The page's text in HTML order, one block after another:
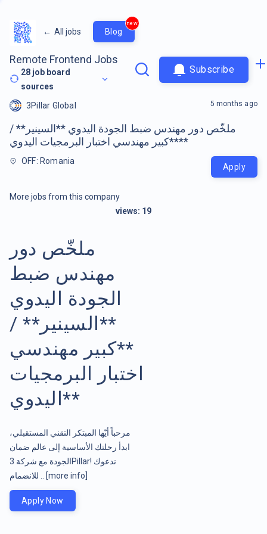
← All jobs Blog
new
Remote Frontend Jobs
28 job board
sources
Subscribe
3Pillar Global
ملخّص دور مهندس ضبط الجودة اليدوي **السينير** /
**كبير مهندسي اختبار البرمجيات اليدوي**
OFF: Romania
5 months ago
Apply
More jobs from this company
views: 19
ملخّص دور
مهندس ضبط
الجودة اليدوي
**السينير** /
**كبير مهندسي
اختبار البرمجيات
اليدوي**
مرحباً أيّها المبتكر التقني المستقبلي،
ابدأ رحلتك الأساسية إلى عالم ضمان
الجودة مع شركة 3Pillar! ندعوك
[more info]
Apply Now